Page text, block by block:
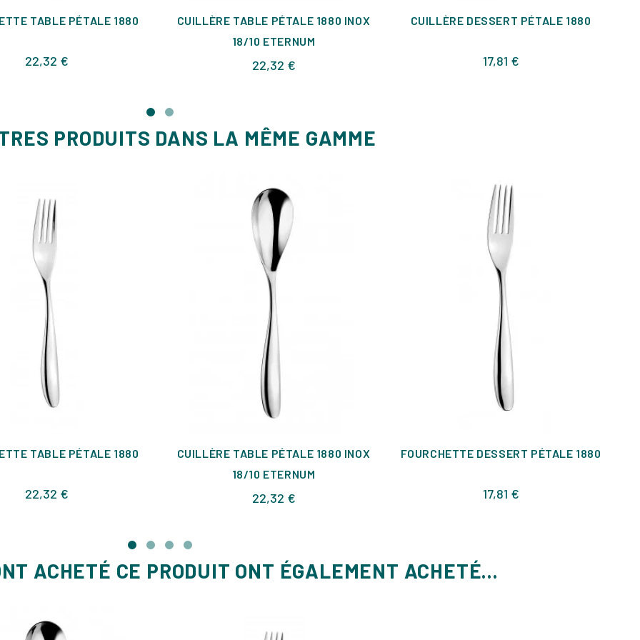
TABLE PÉTALE 1880
22,32 €Prix
CUILLÈRE TABLE PÉTALE 1880 INOX
18/10 ETERNUM
22,32 €Prix
CUILLÈRE DESSERT PÉTALE 1880
17,81 €Prix
PRODUITS DANS LA MÊME GAMME
TABLE PÉTALE 1880
22,32 €Prix
CUILLÈRE TABLE PÉTALE 1880 INOX
18/10 ETERNUM
22,32 €Prix
FOURCHETTE DESSERT PÉTALE 1880
17,81 €Prix
ACHETÉ CE PRODUIT ONT ÉGALEMENT ACHETÉ...